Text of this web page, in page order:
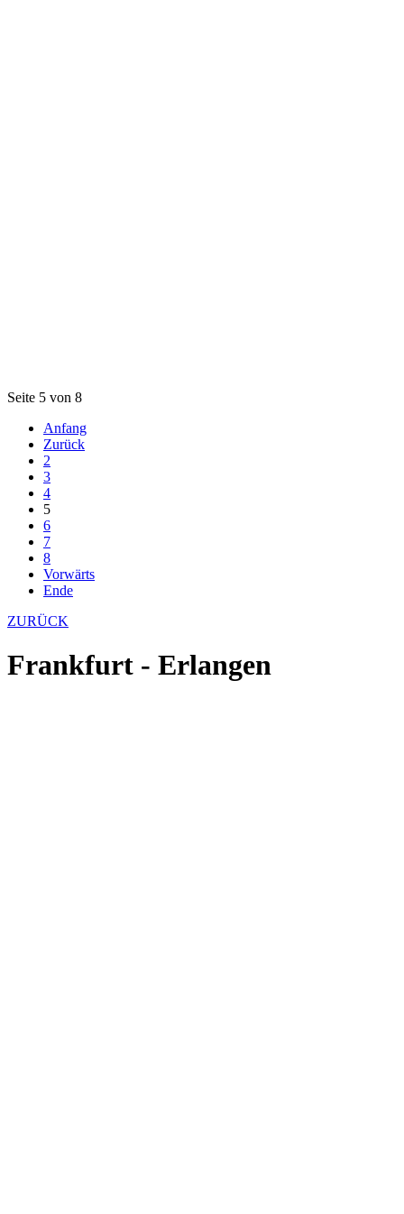
Seite 5 von 8
Anfang
Zurück
2
3
4
5
6
7
8
Vorwärts
Ende
ZURÜCK
Frankfurt - Erlangen